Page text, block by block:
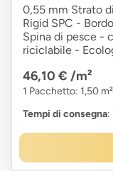
0,55 mm Strato
Rigid SPC -
Spina di pesce -
riciclabile -
46,10 € /m²
1 Pacchetto: 1,50
Tempi di consegna: